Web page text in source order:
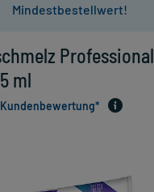
Mindestbestellwert!
Professional
ml
Kundenbewertung*